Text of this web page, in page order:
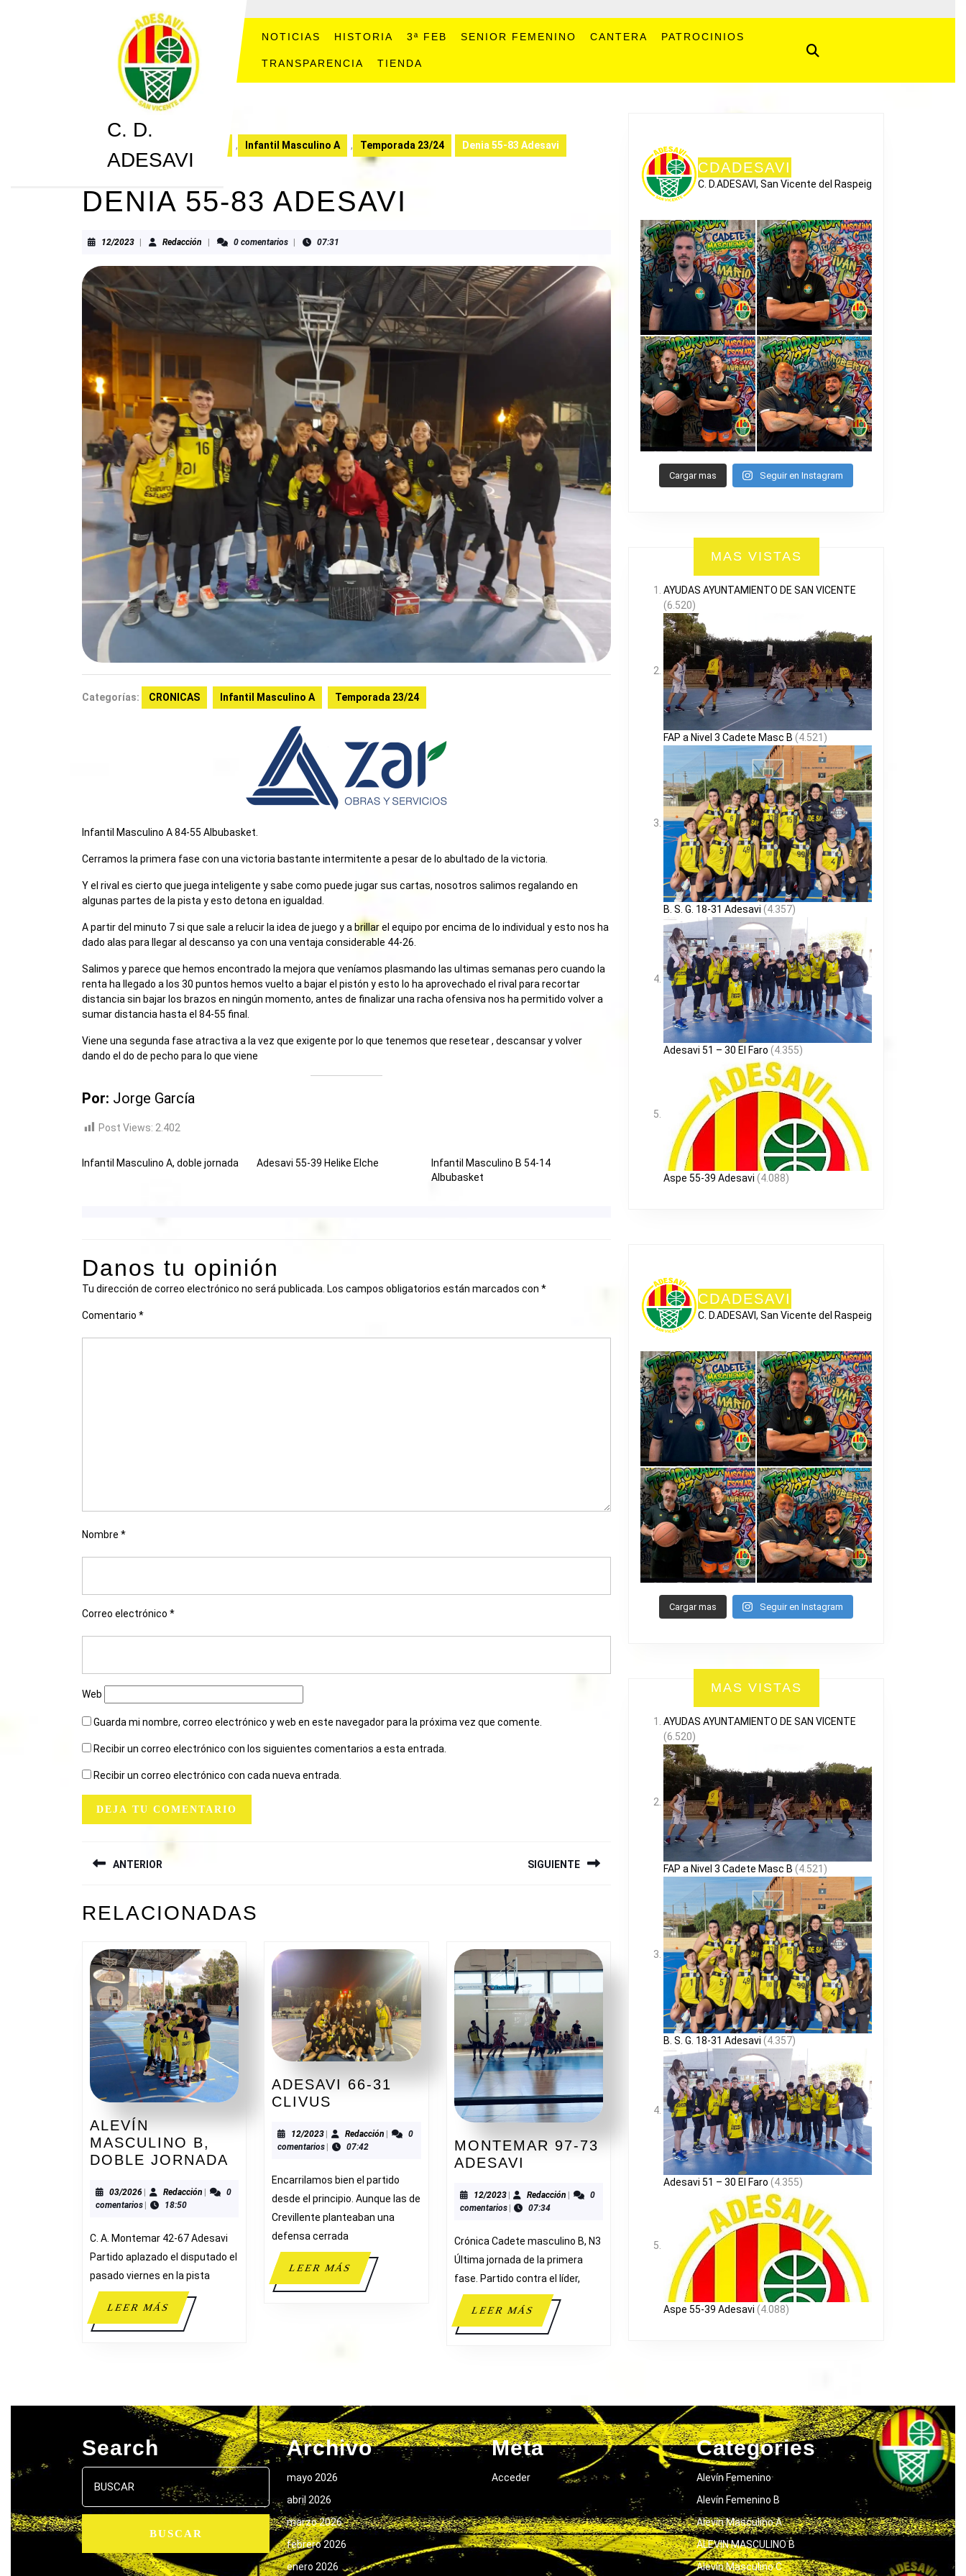
C. D.
ADESAVI
NOTICIAS HISTORIA 3ª FEB SENIOR FEMENINO CANTERA PATROCINIOS
TRANSPARENCIA TIENDA
, Infantil Masculino A , Temporada 23/24 Denia 55-83 Adesavi
DENIA 55-83 ADESAVI
12/202312/2023Redacción Redacción0 comentarios 07:31
Categorías: CRONICAS Infantil Masculino A Temporada 23/24
Infantil Masculino A 84-55 Albubasket.
Cerramos la primera fase con una victoria bastante intermitente a pesar de lo abultado de la victoria.
Y el rival es cierto que juega inteligente y sabe como puede jugar sus cartas, nosotros salimos regalando en
algunas partes de la pista y esto detona en igualdad.
A partir del minuto 7 si que sale a relucir la idea de juego y a brillar el equipo por encima de lo individual y esto nos ha
dado alas para llegar al descanso ya con una ventaja considerable 44-26.
Salimos y parece que hemos encontrado la mejora que veníamos plasmando las ultimas semanas pero cuando la
renta ha llegado a los 30 puntos hemos vuelto a bajar el pistón y esto lo ha aprovechado el rival para recortar
distancia sin bajar los brazos en ningún momento, antes de finalizar una racha ofensiva nos ha permitido volver a
sumar distancia hasta el 84-55 final.
Viene una segunda fase atractiva a la vez que exigente por lo que tenemos que resetear , descansar y volver
dando el do de pecho para lo que viene
Por: Jorge García
Post Views: 2.402
Infantil Masculino A, doble jornada Adesavi 55-39 Helike Elche
Infantil Masculino B 54-14
Albubasket
Danos tu opinión
Tu dirección de correo electrónico no será publicada. Los campos obligatorios están marcados con *
Comentario *
Nombre *
Correo electrónico *
Web
Guarda mi nombre, correo electrónico y web en este navegador para la próxima vez que comente.
Recibir un correo electrónico con los siguientes comentarios a esta entrada.
Recibir un correo electrónico con cada nueva entrada.
DE
ENTRADAS
ANTERIOR
anterior:
SIGUIENTE
RELACIONADAS
ALEVÍN
MASCULINO B,
DOBLE JORNADA
MASCULINO
B,
DOBLE
JORNADA
03/202603/2026
| RedacciónRedacción
|
0
comentarios | 18:50
C. A. Montemar 42-67 Adesavi
Partido aplazado el disputado el
pasado viernes en la pista
LEER MÁSLEER
MÁS
ADESAVI 66-31
CLIVUS
31
CLIVUS
12/202312/2023
| Redacción Redacción
|
0
comentarios | 07:42
Encarrilamos bien el partido
desde el principio. Aunque las de
Crevillente planteaban una
defensa cerrada
LEER MÁSLEER
MÁS
MONTEMAR 97-73
ADESAVI
73
ADESAVI
12/202312/2023
| Redacción Redacción
|
0
comentarios | 07:34
Crónica Cadete masculino B, N3
Última jornada de la primera
fase. Partido contra el líder,
LEER MÁSLEER
MÁS
CDADESAVI
C. D.ADESAVI, San Vicente del Raspeig
Cargar mas Seguir en Instagram
MAS VISTAS
AYUDAS AYUNTAMIENTO DE SAN VICENTE
(6.520)
FAP a Nivel 3 Cadete Masc B (4.521)
B. S. G. 18-31 Adesavi (4.357)
Adesavi 51 – 30 El Faro (4.355)
Aspe 55-39 Adesavi (4.088)
CDADESAVI
C. D.ADESAVI, San Vicente del Raspeig
Cargar mas Seguir en Instagram
MAS VISTAS
AYUDAS AYUNTAMIENTO DE SAN VICENTE
(6.520)
FAP a Nivel 3 Cadete Masc B (4.521)
B. S. G. 18-31 Adesavi (4.357)
Adesavi 51 – 30 El Faro (4.355)
Aspe 55-39 Adesavi (4.088)
Search
Buscar:
Archivo
mayo 2026
abril 2026
marzo 2026
febrero 2026
enero 2026
Meta
Acceder
Categories
Alevín Femenino
Alevín Femenino B
Alevín Masculino A
ALEVIN MASCULINO B
Alevín Masculino C